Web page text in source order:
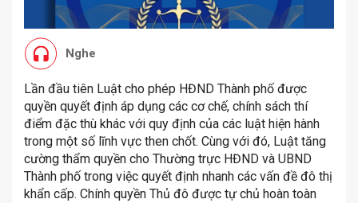
Nghe
Lần đầu tiên Luật cho phép HĐND Thành phố được
quyền quyết định áp dụng các cơ chế, chính sách thí
điểm đặc thù khác với quy định của các luật hiện hành
trong một số lĩnh vực then chốt. Cùng với đó, Luật tăng
cường thẩm quyền cho Thường trực HĐND và UBND
Thành phố trong việc quyết định nhanh các vấn đề đô thị
khẩn cấp. Chính quyền Thủ đô được tự chủ hoàn toàn